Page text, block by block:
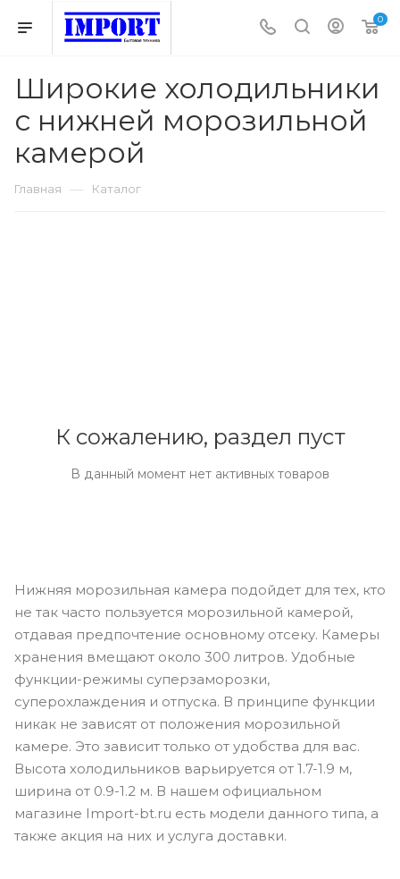
0
Широкие холодильники
с нижней морозильной
камерой
Главная — Каталог
К сожалению, раздел пуст
В данный момент нет активных товаров
Нижняя морозильная камера подойдет для тех, кто
не так часто пользуется морозильной камерой,
отдавая предпочтение основному отсеку. Камеры
хранения вмещают около 300 литров. Удобные
функции-режимы суперзаморозки,
суперохлаждения и отпуска. В принципе функции
никак не зависят от положения морозильной
камере. Это зависит только от удобства для вас.
Высота холодильников варьируется от 1.7-1.9 м,
ширина от 0.9-1.2 м. В нашем официальном
магазине Import-bt.ru есть модели данного типа, а
также акция на них и услуга доставки.